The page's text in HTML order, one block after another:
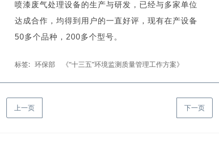
喷漆废气处理设备的生产与研发，已经与多家单位
达成合作，均得到用户的一直好评，现有在产设备
50多个品种，200多个型号。
标签: 环保部 《“十三五”环境监测质量管理工作方案》
上一页 下一页